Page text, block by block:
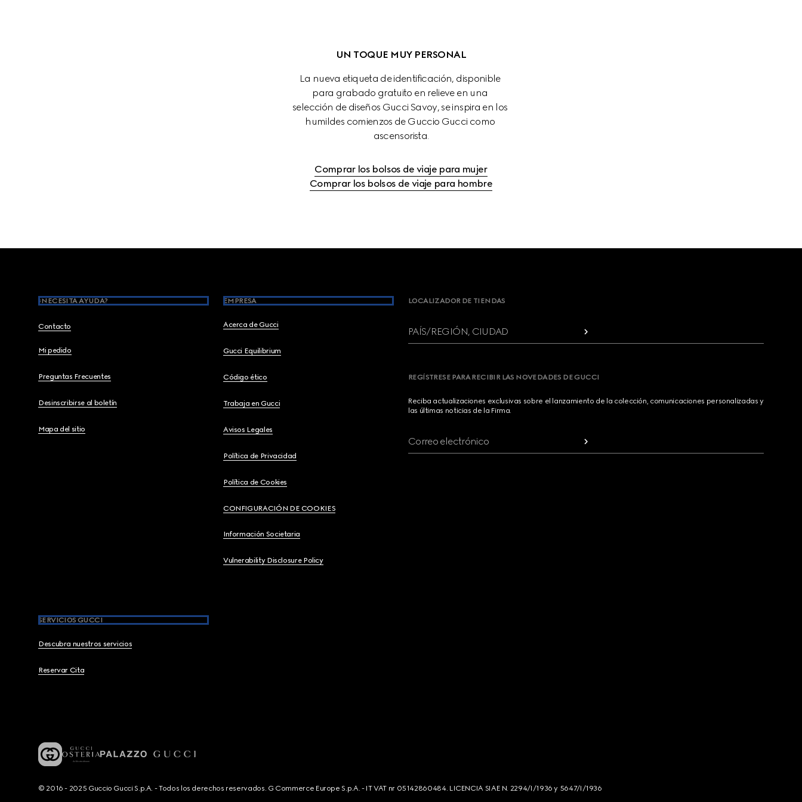
UN TOQUE MUY PERSONAL
La nueva etiqueta de identificación, disponible
para grabado gratuito en relieve en una
selección de diseños Gucci Savoy, se inspira en los
humildes comienzos de Guccio Gucci como
ascensorista.
Comprar los bolsos de viaje para mujer
Comprar los bolsos de viaje para hombre
¿NECESITA AYUDA?
Contacto
Mi pedido
Preguntas Frecuentes
Desinscribirse al boletín
Mapa del sitio
EMPRESA
Acerca de Gucci
Gucci Equilibrium
Código ético
Trabaja en Gucci
Avisos Legales
Política de Privacidad
Política de Cookies
CONFIGURACIÓN DE COOKIES
Información Societaria
Vulnerability Disclosure Policy
SERVICIOS GUCCI
Descubra nuestros servicios
Reservar Cita
LOCALIZADOR DE TIENDAS
PAÍS/REGIÓN, CIUDAD
REGÍSTRESE PARA RECIBIR LAS NOVEDADES DE GUCCI
Reciba actualizaciones exclusivas sobre el lanzamiento de la colección, comunicaciones personalizadas y
las últimas noticias de la Firma.
Correo electrónico
© 2016 - 2025 Guccio Gucci S.p.A. - Todos los derechos reservados. G Commerce Europe S.p.A. - IT VAT nr 05142860484. LICENCIA SIAE N. 2294/I/1936 y 5647/I/1936